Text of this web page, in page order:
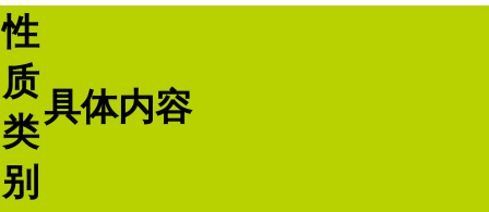
性
质
类
别
具体内容